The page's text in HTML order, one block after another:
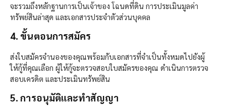
จะรวมถึงหลักฐานการเป็นเจ้าของ โฉนดที่ดิน การประเมินมูลค่า
ทรัพย์สินล่าสุด และเอกสารประจำตัวส่วนบุคคล
4. ขั้นตอนการสมัคร
ส่งใบสมัครจำนองของคุณพร้อมกับเอกสารที่จำเป็นทั้งหมดไปยังผู้
ให้กู้ที่คุณเลือก ผู้ให้กู้จะตรวจสอบใบสมัครของคุณ ดำเนินการตรวจ
สอบเครดิต และประเมินทรัพย์สิน
5. การอนุมัติและทำสัญญา